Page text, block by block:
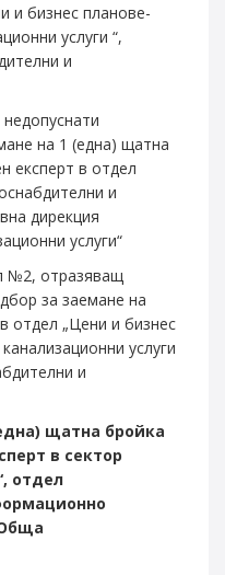
и бизнес планове-
услуги “,
и
на 1 (една) щатна
експерт в отдел
и
дирекция
услуги“
№2, отразяващ
за заемане на
отдел „Цени и бизнес
услуги
и
) щатна бройка
в сектор
отдел